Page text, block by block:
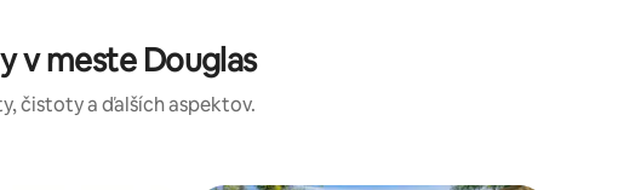
v meste Douglas
čistoty a ďalších aspektov.